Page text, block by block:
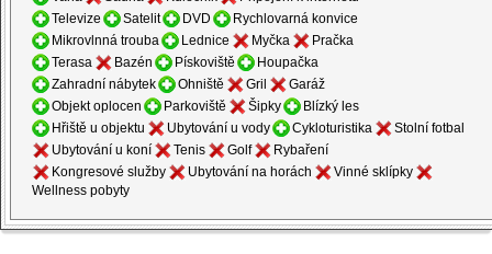
Televize
Satelit DVD
Rychlovarná konvice
Mikrovlnná trouba
Lednice Myčka
Pračka
Terasa
Bazén Pískoviště
Houpačka
Zahradní nábytek
Ohniště Gril
Garáž
Objekt oplocen
Parkoviště Šipky
Blízký les
Hřiště u objektu
Ubytování u vody Cykloturistika
Stolní fotbal
Ubytování u koní
Tenis Golf
Rybaření
Kongresové služby
Ubytování na horách
Vinné sklípky
Wellness pobyty